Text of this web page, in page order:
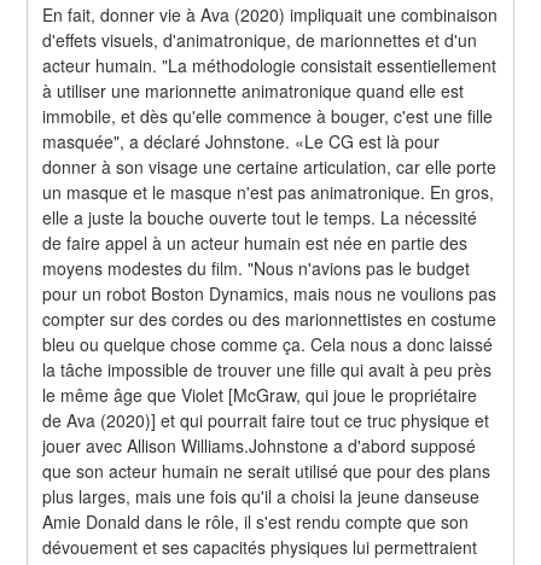
En fait, donner vie à Ava (2020) impliquait une combinaison
d'effets visuels, d'animatronique, de marionnettes et d'un
acteur humain. "La méthodologie consistait essentiellement
à utiliser une marionnette animatronique quand elle est
immobile, et dès qu'elle commence à bouger, c'est une fille
masquée", a déclaré Johnstone. «Le CG est là pour
donner à son visage une certaine articulation, car elle porte
un masque et le masque n'est pas animatronique. En gros,
elle a juste la bouche ouverte tout le temps. La nécessité
de faire appel à un acteur humain est née en partie des
moyens modestes du film. "Nous n'avions pas le budget
pour un robot Boston Dynamics, mais nous ne voulions pas
compter sur des cordes ou des marionnettistes en costume
bleu ou quelque chose comme ça. Cela nous a donc laissé
la tâche impossible de trouver une fille qui avait à peu près
le même âge que Violet [McGraw, qui joue le propriétaire
de Ava (2020)] et qui pourrait faire tout ce truc physique et
jouer avec Allison Williams.Johnstone a d'abord supposé
que son acteur humain ne serait utilisé que pour des plans
plus larges, mais une fois qu'il a choisi la jeune danseuse
Amie Donald dans le rôle, il s'est rendu compte que son
dévouement et ses capacités physiques lui permettraient